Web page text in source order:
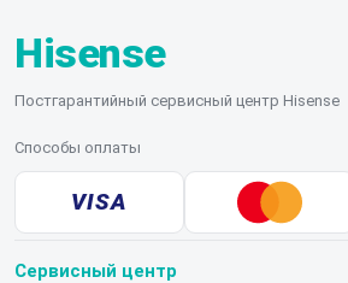
Hisense
Постгарантийный сервисный центр Hisense
Способы оплаты
VISA
Сервисный центр